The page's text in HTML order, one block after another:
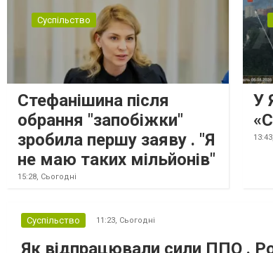
були на борту літака, незадовго до цього
доставили з Франції до Лейпцига, після
чого їх мали транспортувати далі. За
даними слідства, 4 серпня о...
Суспільство
Стефанішина після
обрання "запобіжки"
зробила першу заяву . "Я
не маю таких мільйонів"
15:28, Сьогодні
У
13:43,
Суспільство 11:23, Сьогодні
Як відпрацювали сили ППО .